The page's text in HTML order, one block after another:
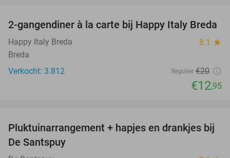
35%
2-gangendiner à la carte bij Happy Italy Breda
Happy Italy Breda 8.1 star
Breda
Verkocht: 3.812
Regulier €20
€12,95
41%
Pluktuinarrangement + hapjes en drankjes bij
De Santspuy